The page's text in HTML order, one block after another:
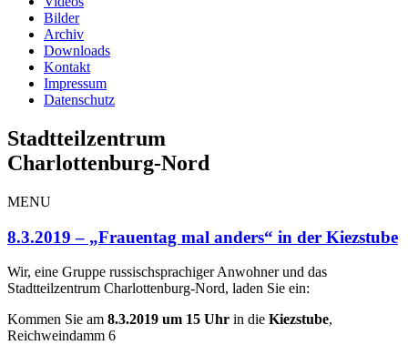
Bilder
Archiv
Downloads
Kontakt
Impressum
Datenschutz
Stadtteilzentrum
Charlottenburg-Nord
MENU
8.3.2019 – „Frauentag mal anders“ in der Kiezstube
Wir, eine Gruppe russischsprachiger Anwohner und das
Stadtteilzentrum Charlottenburg-Nord, laden Sie ein:
Kommen Sie am 8.3.2019 um 15 Uhr in die Kiezstube,
Reichweindamm 6